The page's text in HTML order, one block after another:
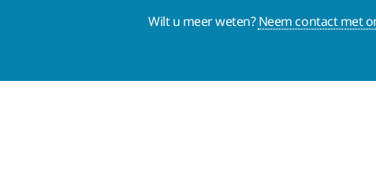
Wilt u meer weten?Neem contact met